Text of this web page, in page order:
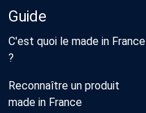
Guide
C'est quoi le made in France
?
Reconnaître un produit
made in France